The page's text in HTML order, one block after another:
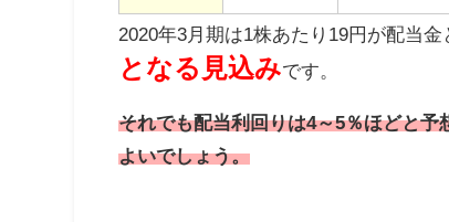
2020年3 月期は1株あたり 19円が配当金
となる見込みです。
それでも配当利回りは4～5％ほどと
よいでしょう。